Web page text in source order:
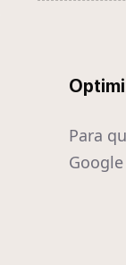
Para
Google